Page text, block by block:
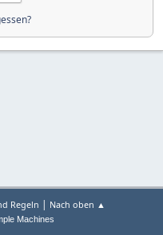
Regeln | Nach oben ▲
Machines